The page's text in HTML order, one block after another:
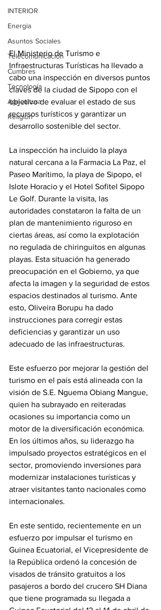
INTERIOR
Energia
Asuntos Sociales
Telecomunicación
Cumbres
Tecnología
Agricultura
Religión
El Ministerio de Turismo e
Infraestructuras Turísticas ha llevado a
cabo una inspección en diversos puntos
claves de la ciudad de Sipopo con el
objetivo de evaluar el estado de sus
recursos turísticos y garantizar un
desarrollo sostenible del sector.
La inspección ha incluido la playa
natural cercana a la Farmacia La Paz, el
Paseo Marítimo, la playa de Sipopo, el
Islote Horacio y el Hotel Sofitel Sipopo
Le Golf. Durante la visita, las
autoridades constataron la falta de un
plan de mantenimiento riguroso en
ciertas áreas, así como la explotación
no regulada de chiringuitos en algunas
playas. Esta situación ha generado
preocupación en el Gobierno, ya que
afecta la imagen y la seguridad de estos
espacios destinados al turismo. Ante
esto, Oliveira Borupu ha dado
instrucciones para corregir estas
deficiencias y garantizar un uso
adecuado de las infraestructuras.
Este esfuerzo por mejorar la gestión del
turismo en el país está alineada con la
visión de S.E. Nguema Obiang Mangue,
quien ha subrayado en reiteradas
ocasiones su importancia como un
motor de la diversificación económica.
En los últimos años, su liderazgo ha
impulsado proyectos estratégicos en el
sector, promoviendo inversiones para
modernizar instalaciones turísticas y
atraer visitantes tanto nacionales como
internacionales.
En este sentido, recientemente en un
esfuerzo por impulsar el turismo en
Guinea Ecuatorial, el Vicepresidente de
la República ordenó la concesión de
visados de tránsito gratuitos a los
pasajeros a bordo del crucero SH Diana
que tiene programada su llegada a